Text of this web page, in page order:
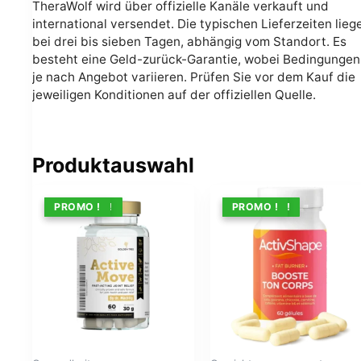
TheraWolf wird über offizielle Kanäle verkauft und
international versendet. Die typischen Lieferzeiten
bei drei bis sieben Tagen, abhängig vom Standort. Es
besteht eine Geld-zurück-Garantie, wobei Bedingungen
je nach Angebot variieren. Prüfen Sie vor dem Kauf die
jeweiligen Konditionen auf der offiziellen Quelle.
Produktauswahl
ANGEBOT !
PROMO ! ANGEBOT !
PROMO !